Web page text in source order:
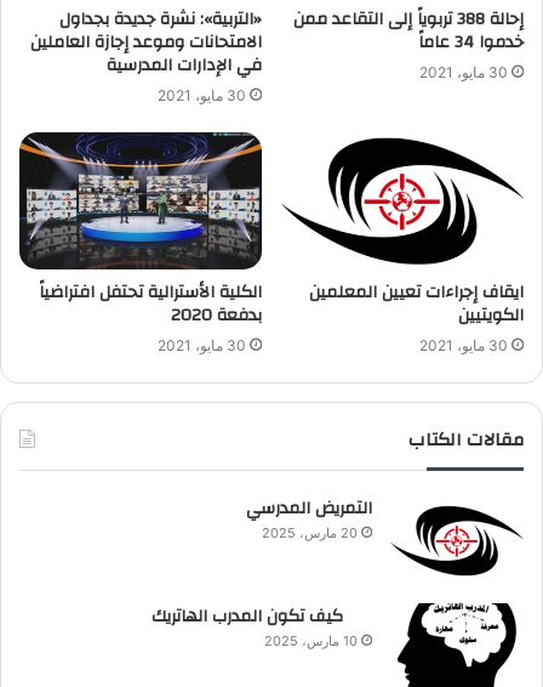
إحالة 388 تربوياً إلى التقاعد ممن
خدموا 34 عاماً
30 مايو، 2021
«التربية»: نشرة جديدة بجداول
الامتحانات وموعد إجازة العاملين
في الإدارات المدرسية
30 مايو، 2021
ايقاف إجراءات تعيين المعلمين
الكويتيين
30 مايو، 2021
الكلية الأسترالية تحتفل افتراضياً
بدفعة 2020
30 مايو، 2021
مقالات الكتاب
التمريض المدرسي
20 مارس، 2025
كيف تكون المدرب الهاتريك
10 مارس، 2025